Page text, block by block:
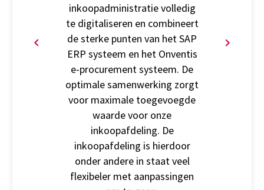
inkoopadministratie volledig
te digitaliseren en combineert
de sterke punten van het SAP
ERP systeem en het Onventis
e-procurement systeem. De
optimale samenwerking zorgt
voor maximale toegevoegde
waarde voor onze
inkoopafdeling. De
inkoopafdeling is hierdoor
onder andere in staat veel
flexibeler met aanpassingen